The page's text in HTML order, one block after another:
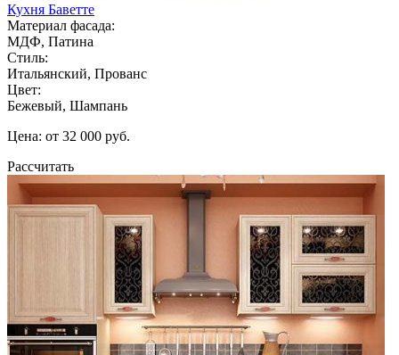
Кухня Баветте
Материал фасада:
МДФ, Патина
Стиль:
Итальянский, Прованс
Цвет:
Бежевый, Шампань
Цена: от 32 000 руб.
Рассчитать